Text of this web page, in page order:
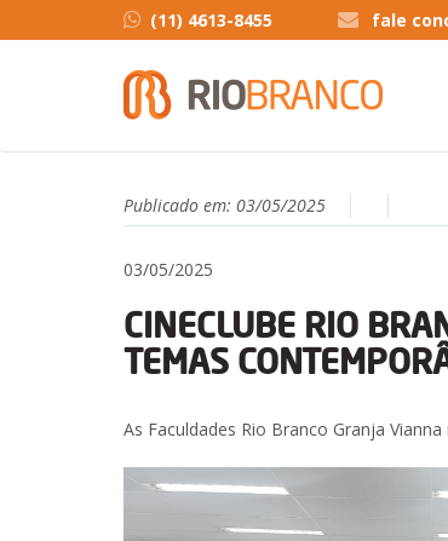
(11) 4613-8455 fale
Publicado em: 03/05/2025
03/05/2025
CINECLUBE RIO
TEMAS
As Faculdades Rio Branco Granja